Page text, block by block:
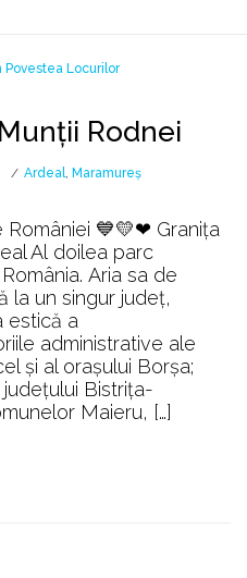
Rodnei
Ardeal, Maramureș
României 💙💛❤ Granița
Al doilea parc
Aria sa de
la un singur județ,
estică a
administrative ale
și al orașului Borșa;
Bistrița-
Maieru, […]